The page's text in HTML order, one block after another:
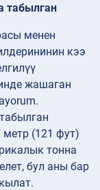
табылган
менен
кээ
жашаган
(121 фут)
тонна
бул аны бар